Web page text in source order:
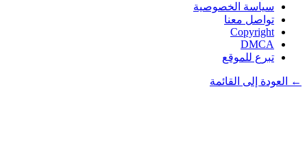
سياسة الخصوصية
تواصل معنا
Copyright
DMCA
تبرع للموقع
← العودة إلى القائمة